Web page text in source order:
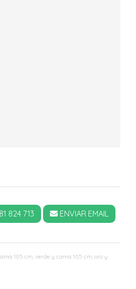
105 cm; verde y cama 105 cm; oro y
824 713 ENVIAR EMAIL